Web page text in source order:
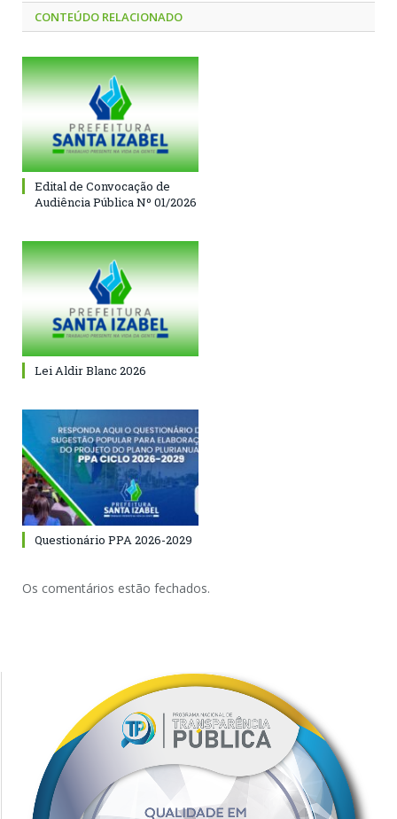
CONTEÚDO RELACIONADO
Edital de Convocação de
Audiência Pública Nº 01/2026
Lei Aldir Blanc 2026
Questionário PPA 2026-2029
Os comentários estão fechados.